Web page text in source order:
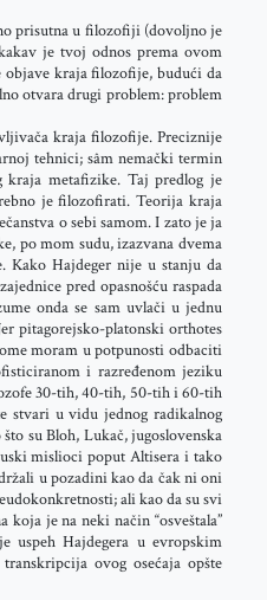
prisutna u filozofiji (dovoljno je
je tvoj odnos prema ovom
kraja filozofije, budući da
otvara drugi problem: problem
kraja filozofije. Preciznije
tehnici; sâm nemački termin
kraja metafizike. Taj predlog je
je filozofirati. Teorija kraja
o sebi samom. I zato je ja
po mom sudu, izazvana dvema
Kako Hajdeger nije u stanju da
pred opasnošću raspada
onda se sam uvlači u jednu
pitagorejsko-platonski orthotes
moram u potpunosti odbaciti
i razređenom jeziku
30-tih, 40-tih, 50-tih i 60-tih
stvari u vidu jednog radikalnog
su Bloh, Lukač, jugoslovenska
mislioci poput Altisera i tako
u pozadini kao da čak ni oni
ali kao da su svi
je na neki način “osveštala”
uspeh Hajdegera u evropskim
ovog osećaja opšte